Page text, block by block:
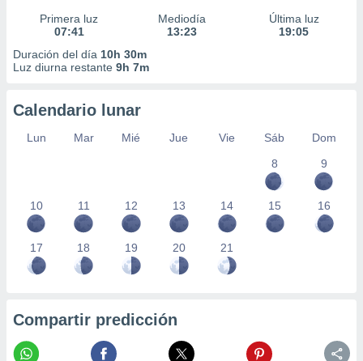
Primera luz
07:41
Mediodía
13:23
Última luz
19:05
Duración del día 10h 30m
Luz diurna restante 9h 7m
Calendario lunar
Lun Mar Mié Jue Vie Sáb
Dom
8
9
10 11 12 13 14 15 16
17 18 19 20 21
Compartir predicción